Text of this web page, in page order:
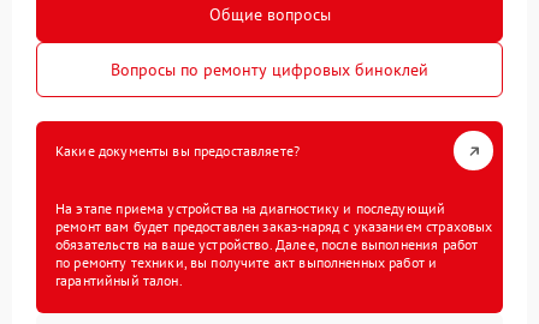
Общие вопросы
Вопросы по ремонту цифровых биноклей
Какие документы вы предоставляете?
На этапе приема устройства на диагностику и последующий
ремонт вам будет предоставлен заказ-наряд с указанием страховых
обязательств на ваше устройство. Далее, после выполнения работ
по ремонту техники, вы получите акт выполненных работ и
гарантийный талон.